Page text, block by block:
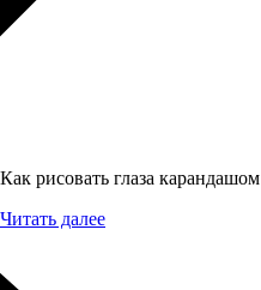
Как рисовать глаза карандашом
Читать далее